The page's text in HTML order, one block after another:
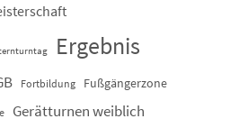
Ergebnis
Fortbildung Fußgängerzone
Gerätturnen weiblich